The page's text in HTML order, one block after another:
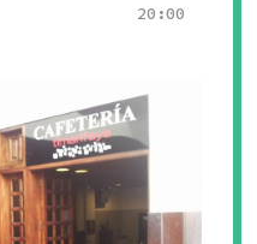
20:00